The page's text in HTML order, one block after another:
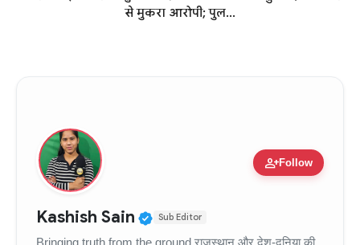
से मुकरा आरोपी; पुल...
person_addFollow
Kashish Sain Verified Public Figure •
Sub Editor